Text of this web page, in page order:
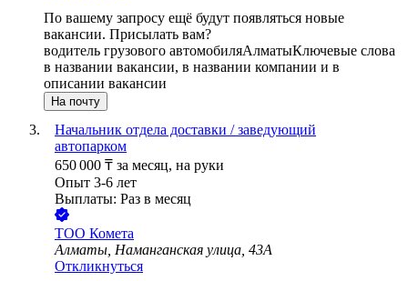
По вашему запросу ещё будут появляться новые
вакансии. Присылать вам?
водитель грузового автомобиляАлматыКлючевые слова
в названии вакансии, в названии компании и в
описании вакансии
На почту
Начальник отдела доставки / заведующий
автопарком
650 000 ₸ за месяц, на руки
Опыт 3-6 лет
Выплаты: Раз в месяц
ТОО Комета
Алматы, Наманганская улица, 43А
Откликнуться